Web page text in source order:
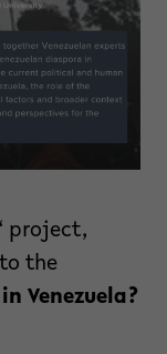
project,
the
Venezuela?